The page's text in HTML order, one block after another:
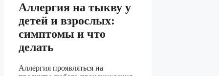
Аллергия на тыкву у
детей и взрослых:
симптомы и что
делать
Аллергия проявляться на